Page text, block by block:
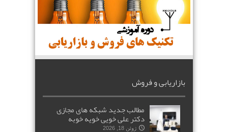
بازاریابی و فروش
مطالب جدید شبکه های مجازی
دکتر علی خویی خویه خوبه
ژوئن 18, 2026